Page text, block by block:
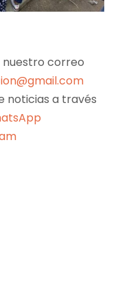
correo
noticias a través